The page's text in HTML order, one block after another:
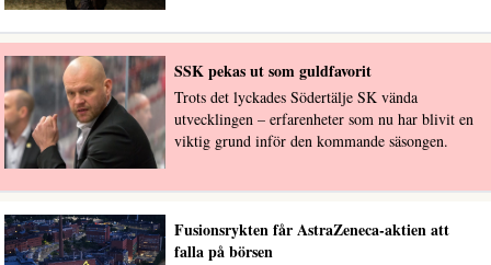
SSK pekas ut som guldfavorit
Trots det lyckades Södertälje SK vända
utvecklingen – erfarenheter som nu har blivit en
viktig grund inför den kommande säsongen.
Fusionsrykten får AstraZeneca-aktien att
falla på börsen